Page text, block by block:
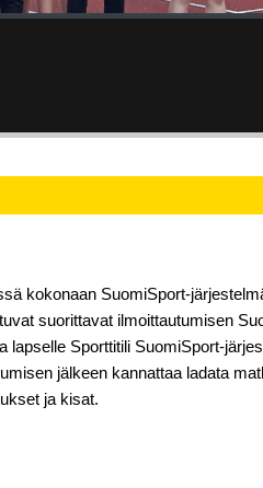
kokonaan SuomiSport-
suorittavat ilmoittautumisen
lapselle Sporttitili SuomiSport-
jälkeen kannattaa ladata
ja kisat.